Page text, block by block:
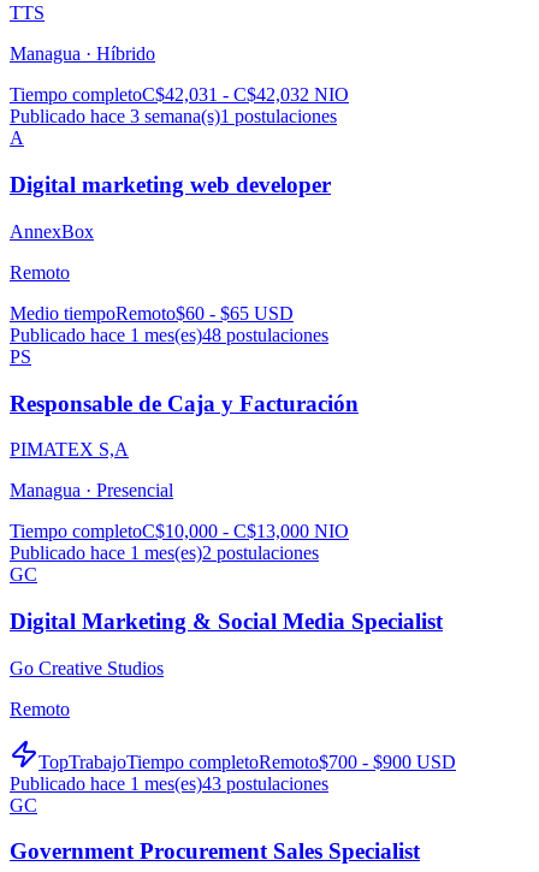
TTS
Managua · Híbrido
Tiempo completoC$42,031 - C$42,032 NIO
Publicado hace 3 semana(s)1 postulaciones
A
Digital marketing web developer
AnnexBox
Remoto
Medio tiempoRemoto$60 - $65 USD
Publicado hace 1 mes(es)48 postulaciones
PS
Responsable de Caja y Facturación
PIMATEX S,A
Managua · Presencial
Tiempo completoC$10,000 - C$13,000 NIO
Publicado hace 1 mes(es)2 postulaciones
GC
Digital Marketing & Social Media Specialist
Go Creative Studios
Remoto
TopTrabajoTiempo completoRemoto$700 - $900 USD
Publicado hace 1 mes(es)43 postulaciones
GC
Government Procurement Sales Specialist